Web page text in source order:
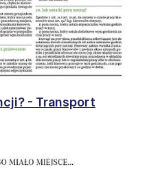
- Transport